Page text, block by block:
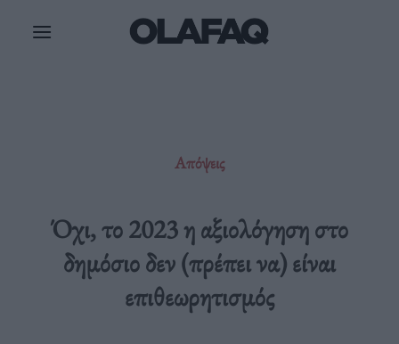
Απόψεις
Όχι, το 2023 η αξιολόγηση στο
δημόσιο δεν (πρέπει να) είναι
επιθεωρητισμός